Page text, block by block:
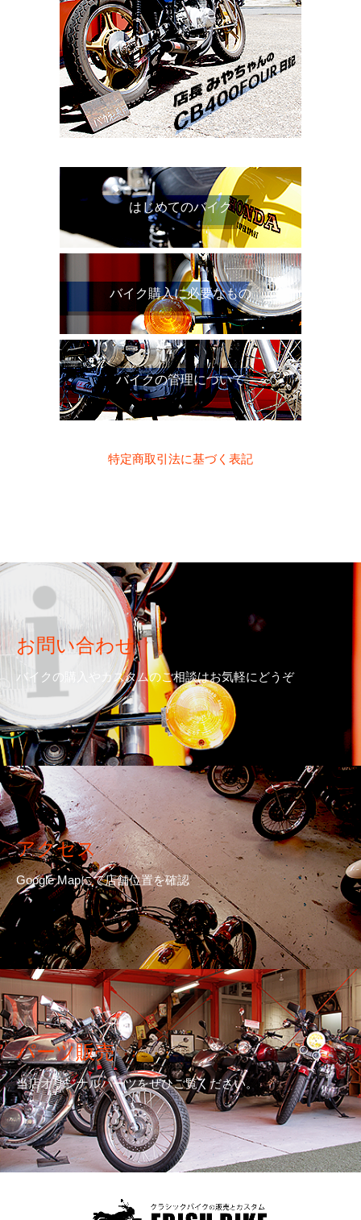
はじめてのバイク
バイク購入に必要なもの
バイクの管理について
特定商取引法に基づく表記
お問い合わせ
バイクの購入やカスタムのご相談はお気軽にどうぞ
アクセス
Google Mapにて店舗位置を確認
パーツ販売
当店オリジナルパーツをぜひご覧ください。